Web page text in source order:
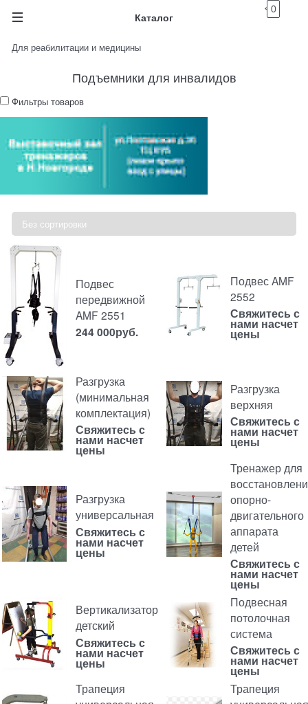
Каталог
0
Для реабилитации и медицины
Подъемники для инвалидов
Фильтры товаров
Подвес
передвижной
AMF 2551
244 000руб.
Подвес AMF
2552
Свяжитесь с
нами насчет
цены
Разгрузка
(минимальная
комплектация)
Свяжитесь с
нами насчет
цены
Разгрузка
верхняя
Свяжитесь с
нами насчет
цены
Разгрузка
универсальная
Свяжитесь с
нами насчет
цены
Тренажер для
опорно-
двигательного
аппарата
детей
Свяжитесь с
нами насчет
цены
Вертикализатор
детский
Свяжитесь с
нами насчет
цены
Подвесная
потолочная
система
Свяжитесь с
нами насчет
цены
Трапеция
Трапеция